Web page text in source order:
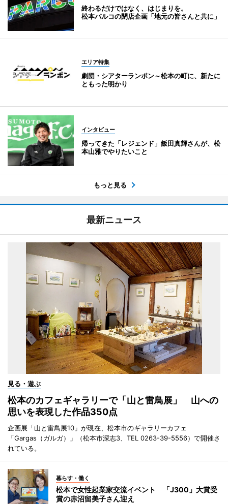
終わるだけではなく、はじまりを。
松本パルコの閉店企画「地元の皆さんと共に」
エリア特集
劇団・シアターランポン～松本の町に、新たに
ともった明かり
インタビュー
帰ってきた「レジェンド」飯田真輝さんが、松
本山雅でやりたいこと
もっと見る
最新ニュース
見る・遊ぶ
松本のカフェギャラリーで「山と雷鳥展」 山への
思いを表現した作品350点
企画展「山と雷鳥展10」が現在、松本市のギャラリーカフェ
「Gargas（ガルガ）」（松本市深志3、TEL 0263-39-5556）で開催さ
れている。
暮らす・働く
松本で女性起業家交流イベント 「J300」大賞受
賞の赤沼留美子さん迎え